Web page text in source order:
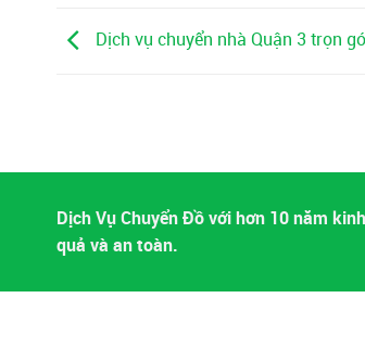
Dịch vụ chuyển nhà Quận 3 trọn
Dịch Vụ Chuyển Đồ với hơn 10 năm
quả và an toàn.